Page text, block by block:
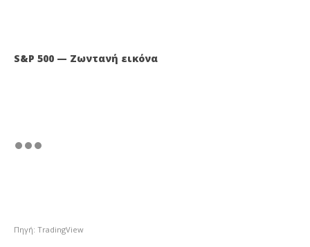
S&P 500 — Ζωντανή εικόνα
Πηγή: TradingView